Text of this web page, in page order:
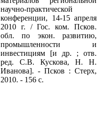
научно-практической
конференции, 14-15 апреля
2010 г. / Гос. ком. Псков.
обл. по экон. развитию,
промышленности и
инвестициям [и др. ; отв.
ред. С.В. Кускова, Н. Н.
Иванова]. - Псков : Стерх,
2010. - 156 с.